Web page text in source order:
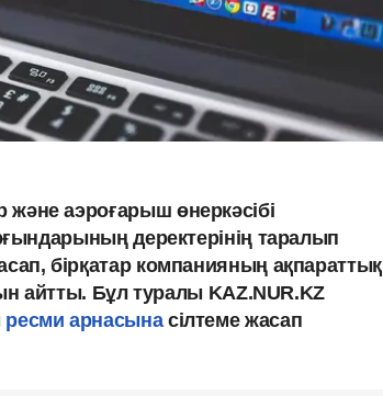
аэроғарыш өнеркәсібі
деректерінің таралып
бірқатар компанияның ақпараттық
айтты. Бұл туралы KAZ.NUR.KZ
ресми арнасынасілтеме жасап